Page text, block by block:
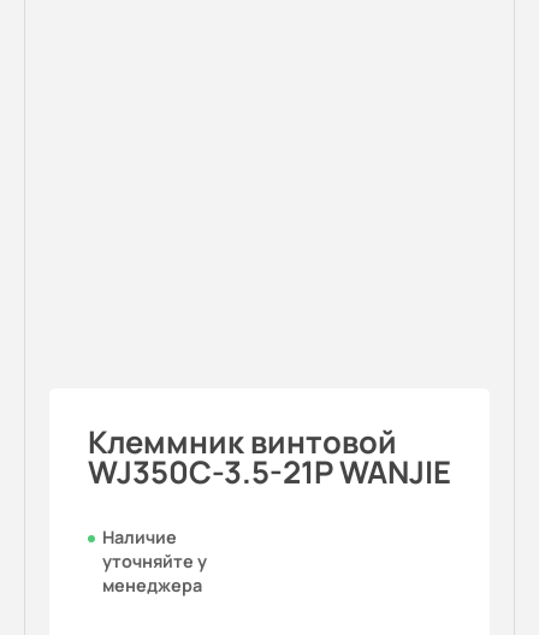
Клеммник винтовой
WJ350C-3.5-21P WANJIE
Наличие
уточняйте у
менеджера